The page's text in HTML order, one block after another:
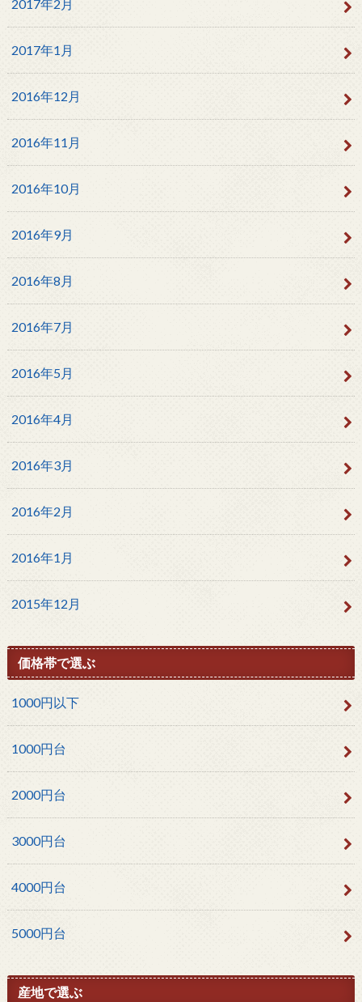
2017年2月
2017年1月
2016年12月
2016年11月
2016年10月
2016年9月
2016年8月
2016年7月
2016年5月
2016年4月
2016年3月
2016年2月
2016年1月
2015年12月
価格帯で選ぶ
1000円以下
1000円台
2000円台
3000円台
4000円台
5000円台
産地で選ぶ